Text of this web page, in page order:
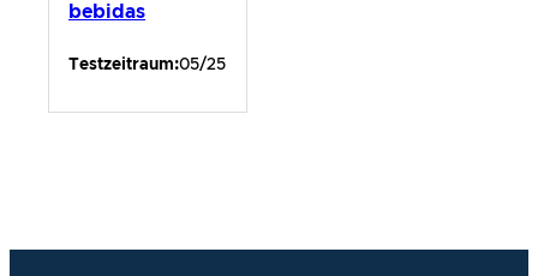
bebidas
Testzeitraum:05/25